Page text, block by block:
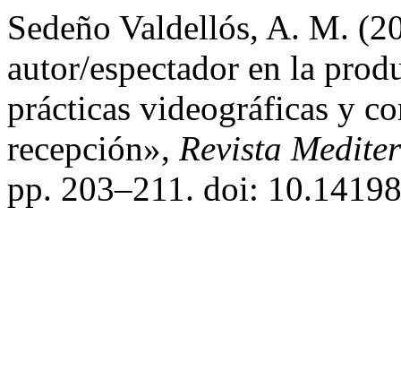
Sedeño Valdellós, A. M.
autor/espectador en la
prácticas videográficas y
recepción», Revista
pp. 203–211. doi: